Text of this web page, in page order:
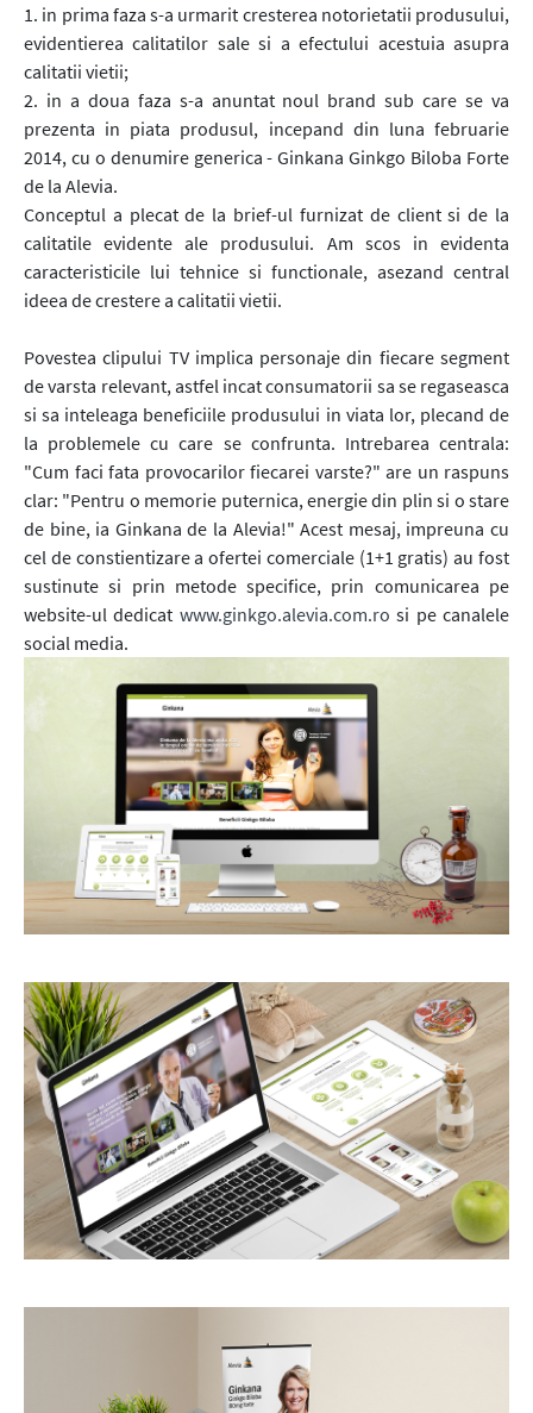
1. in prima faza s-a urmarit cresterea notorietatii produsului,
evidentierea calitatilor sale si a efectului acestuia asupra
calitatii vietii;
2. in a doua faza s-a anuntat noul brand sub care se va
prezenta in piata produsul, incepand din luna februarie
2014, cu o denumire generica - Ginkana Ginkgo Biloba Forte
de la Alevia.
Conceptul a plecat de la brief-ul furnizat de client si de la
calitatile evidente ale produsului. Am scos in evidenta
caracteristicile lui tehnice si functionale, asezand central
ideea de crestere a calitatii vietii.
Povestea clipului TV implica personaje din fiecare segment
de varsta relevant, astfel incat consumatorii sa se regaseasca
si sa inteleaga beneficiile produsului in viata lor, plecand de
la problemele cu care se confrunta. Intrebarea centrala:
"Cum faci fata provocarilor fiecarei varste?" are un raspuns
clar: "Pentru o memorie puternica, energie din plin si o stare
de bine, ia Ginkana de la Alevia!" Acest mesaj, impreuna cu
cel de constientizare a ofertei comerciale (1+1 gratis) au fost
sustinute si prin metode specifice, prin comunicarea pe
website-ul dedicat www.ginkgo.alevia.com.ro si pe canalele
social media.